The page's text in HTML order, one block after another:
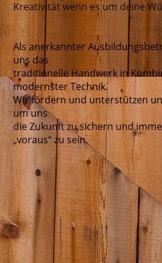
Kreativität wenn es um deine
Als anerkannter
uns das
traditionelle Handwerk in
modernster Technik.
Wir fördern und unterstützen
um uns
die Zukunft zu sichern und
„voraus“ zu sein.